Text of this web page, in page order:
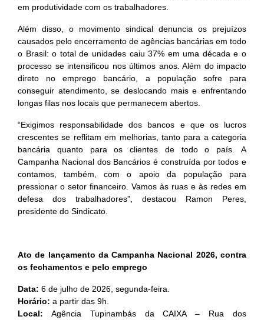
em produtividade com os trabalhadores.
Além disso, o movimento sindical denuncia os prejuízos
causados pelo encerramento de agências bancárias em todo
o Brasil: o total de unidades caiu 37% em uma década e o
processo se intensificou nos últimos anos. Além do impacto
direto no emprego bancário, a população sofre para
conseguir atendimento, se deslocando mais e enfrentando
longas filas nos locais que permanecem abertos.
“Exigimos responsabilidade dos bancos e que os lucros
crescentes se reflitam em melhorias, tanto para a categoria
bancária quanto para os clientes de todo o país. A
Campanha Nacional dos Bancários é construída por todos e
contamos, também, com o apoio da população para
pressionar o setor financeiro. Vamos às ruas e às redes em
defesa dos trabalhadores”, destacou Ramon Peres,
presidente do Sindicato.
Ato de lançamento da Campanha Nacional 2026, contra
os fechamentos e pelo emprego
Data: 6 de julho de 2026, segunda-feira.
Horário: a partir das 9h.
Local: Agência Tupinambás da CAIXA – Rua dos